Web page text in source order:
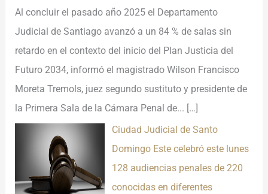
Al concluir el pasado año 2025 el Departamento
Judicial de Santiago avanzó a un 84 % de salas sin
retardo en el contexto del inicio del Plan Justicia del
Futuro 2034, informó el magistrado Wilson Francisco
Moreta Tremols, juez segundo sustituto y presidente de
la Primera Sala de la Cámara Penal de... […]
Ciudad Judicial de Santo
Domingo Este celebró este lunes
128 audiencias penales de 220
conocidas en diferentes